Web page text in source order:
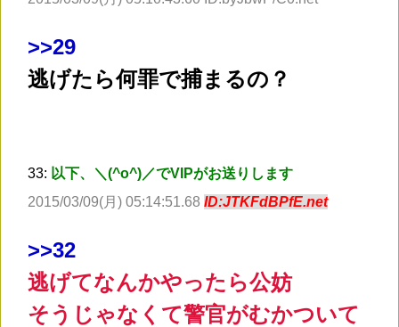
>>29
逃げたら何罪で捕まるの？
33: 以下、＼(^o^)／でVIPがお送りします
2015/03/09(月) 05:14:51.68 ID:JTKFdBPfE.net
>>32
逃げてなんかやったら公妨
そうじゃなくて警官がむかついて